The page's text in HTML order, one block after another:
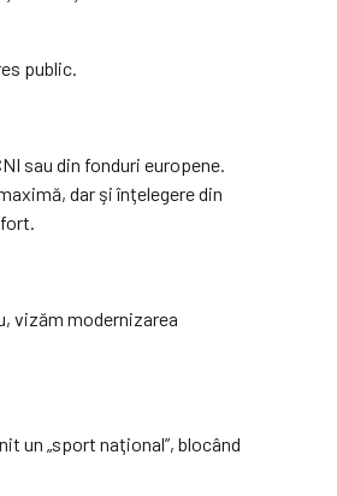
public.
sau din fonduri europene.
dar şi înţelegere din
vizăm modernizarea
un „sport naţional”, blocând